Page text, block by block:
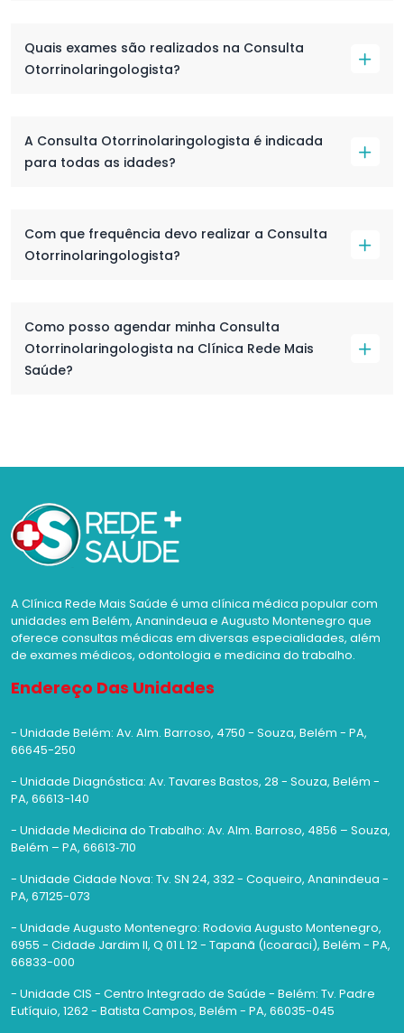
Quais exames são realizados na Consulta
Otorrinolaringologista?
A Consulta Otorrinolaringologista é indicada
para todas as idades?
Com que frequência devo realizar a Consulta
Otorrinolaringologista?
Como posso agendar minha Consulta
Otorrinolaringologista na Clínica Rede Mais
Saúde?
A Clínica Rede Mais Saúde é uma clínica médica popular com
unidades em Belém, Ananindeua e Augusto Montenegro que
oferece consultas médicas em diversas especialidades, além
de exames médicos, odontologia e medicina do trabalho.
Endereço Das Unidades
- Unidade Belém: Av. Alm. Barroso, 4750 - Souza, Belém - PA,
66645-250
- Unidade Diagnóstica: Av. Tavares Bastos, 28 - Souza, Belém -
PA, 66613-140
- Unidade Medicina do Trabalho: Av. Alm. Barroso, 4856 – Souza,
Belém – PA, 66613‑710
- Unidade Cidade Nova: Tv. SN 24, 332 - Coqueiro, Ananindeua -
PA, 67125-073
- Unidade Augusto Montenegro: Rodovia Augusto Montenegro,
6955 - Cidade Jardim II, Q 01 L 12 - Tapanã (Icoaraci), Belém - PA,
66833-000
- Unidade CIS - Centro Integrado de Saúde - Belém: Tv. Padre
Eutíquio, 1262 - Batista Campos, Belém - PA, 66035-045